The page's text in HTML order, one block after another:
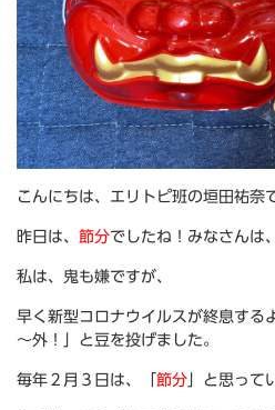
こんにちは、エリトピ班の垣田祐奈
昨日は、 節分でしたね！みなさんは
私は、鬼も嫌ですが、
早く新型コロナウイルスが終息する
～外！」と豆を投げました。
毎年２月３日は、「節分 」と思って